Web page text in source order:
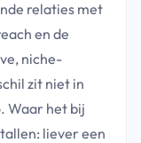
relaties met
en de
niche-
zit niet in
Waar het bij
liever een